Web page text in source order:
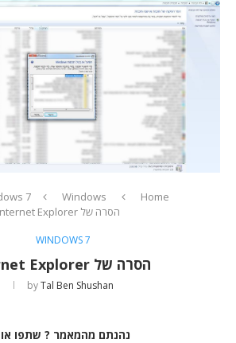
Home
Windows
7
הסרה של Internet Explorer
WINDOWS 7
הסרה של Internet Explorer
byTal Ben Shushan
נהנתם מהמאמר ? שתפו